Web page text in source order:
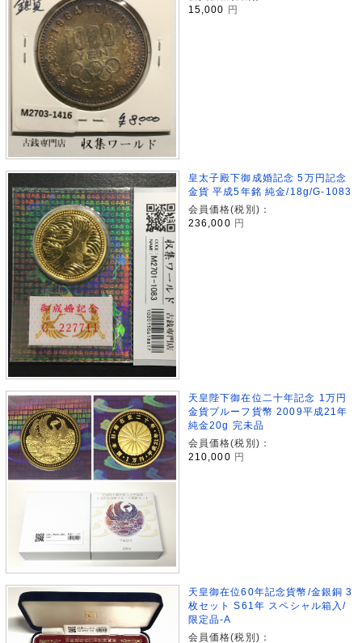
15,000 円
皇太子殿下御成婚記念 5万円記念
金貨 平成5年銘 純金/18g/G-1083
会員価格(税別)：
236,000 円
天皇陛下御在位二十年記念 1万円
金貨プルーフ貨幣 2009平成21年
純金20g 完未品
会員価格(税別)：
210,000 円
天皇御在位60年記念貨幣/金銀銅 3
枚セット S61年 スペシャル箱入/
限定品-A
会員価格(税別)：